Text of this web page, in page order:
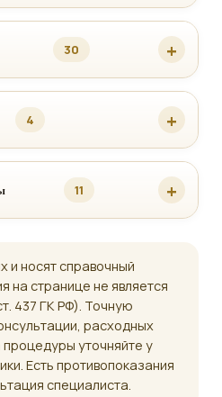
30
4
11
и носят справочный
на странице не является
437 ГК РФ). Точную
расходных
уточняйте у
Есть противопоказания
специалиста.